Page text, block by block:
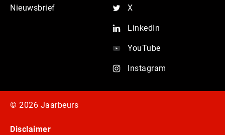
Nieuwsbrief X
LinkedIn
YouTube
Instagram
© 2026 Jaarbeurs
Disclaimer